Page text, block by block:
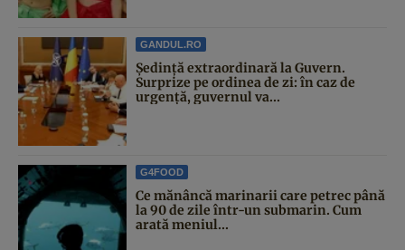
GANDUL.RO
Şedinţă extraordinară la Guvern.
Surprize pe ordinea de zi: în caz de
urgență, guvernul va...
G4FOOD
Ce mănâncă marinarii care petrec până
la 90 de zile într-un submarin. Cum
arată meniul...